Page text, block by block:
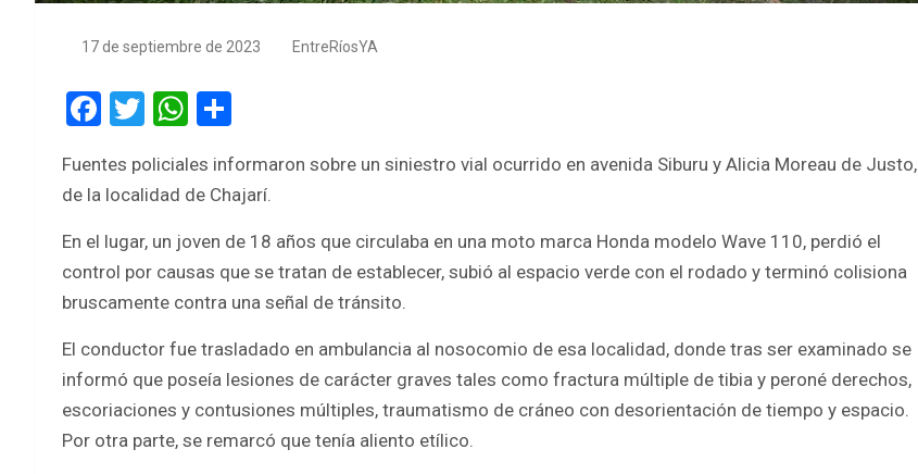
17 de septiembre de 2023 EntreRíosYA
F
ce
b
o
o
k
T
tt
er
W
at
s
A
p
p
ar
e
Fuentes policiales informaron sobre un siniestro vial ocurrido en avenida Siburu y Alicia Moreau de Justo,
de la localidad de Chajarí.
En el lugar, un joven de 18 años que circulaba en una moto marca Honda modelo Wave 110, perdió el
control por causas que se tratan de establecer, subió al espacio verde con el rodado y terminó colisiona
bruscamente contra una señal de tránsito.
El conductor fue trasladado en ambulancia al nosocomio de esa localidad, donde tras ser examinado se
informó que poseía lesiones de carácter graves tales como fractura múltiple de tibia y peroné derechos,
escoriaciones y contusiones múltiples, traumatismo de cráneo con desorientación de tiempo y espacio.
Por otra parte, se remarcó que tenía aliento etílico.